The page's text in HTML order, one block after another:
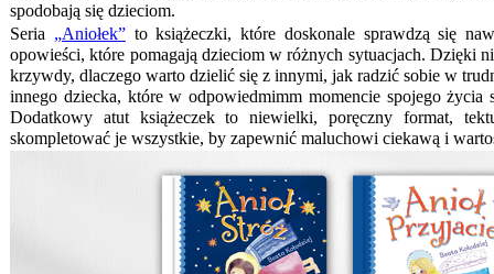
spodobają się dzieciom.
Seria „Aniołek”to książeczki, które doskonale sprawdzą się
opowieści, które pomagają dzieciom w różnych sytuacjach. Dzięki
krzywdy, dlaczego warto dzielić się z innymi, jak radzić sobie w
innego dziecka, które w odpowiedmimm momencie spojego
Dodatkowy atut książeczek to niewielki, poręczny format,
skompletować je wszystkie, by zapewnić maluchowi ciekawą i